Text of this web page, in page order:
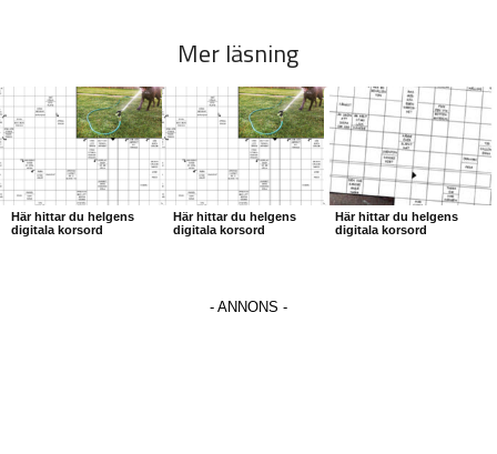
Mer läsning
Här hittar du helgens
digitala korsord
Här hittar du helgens
digitala korsord
Här hittar du helgens
digitala korsord